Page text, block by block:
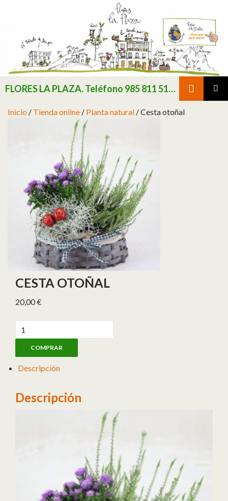
FLORES LA PLAZA. Teléfono 985 811 511 / Consultar existencias de flor y planta natural antes de realizar pedido
Inicio / Tienda online / Planta natural / Cesta otoñal
CESTA OTOÑAL
20,00€
Cesta otoñal cantidad
COMPRAR
Descripción
Descripción